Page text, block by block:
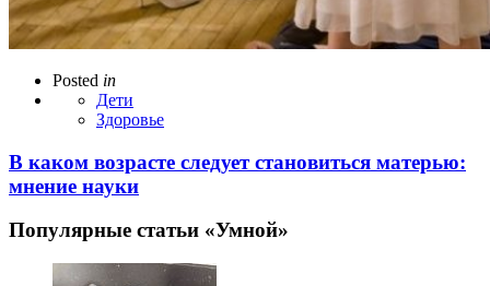
Posted in
Дети
Здоровье
В каком возрасте следует становиться матерью:
мнение науки
Популярные статьи «Умной»